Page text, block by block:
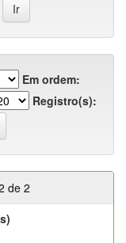
Em ordem:
Registro(s):
de 2